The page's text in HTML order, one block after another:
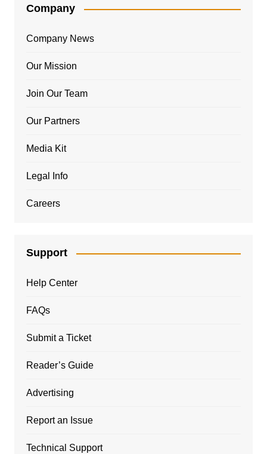
Company
Company News
Our Mission
Join Our Team
Our Partners
Media Kit
Legal Info
Careers
Support
Help Center
FAQs
Submit a Ticket
Reader’s Guide
Advertising
Report an Issue
Technical Support